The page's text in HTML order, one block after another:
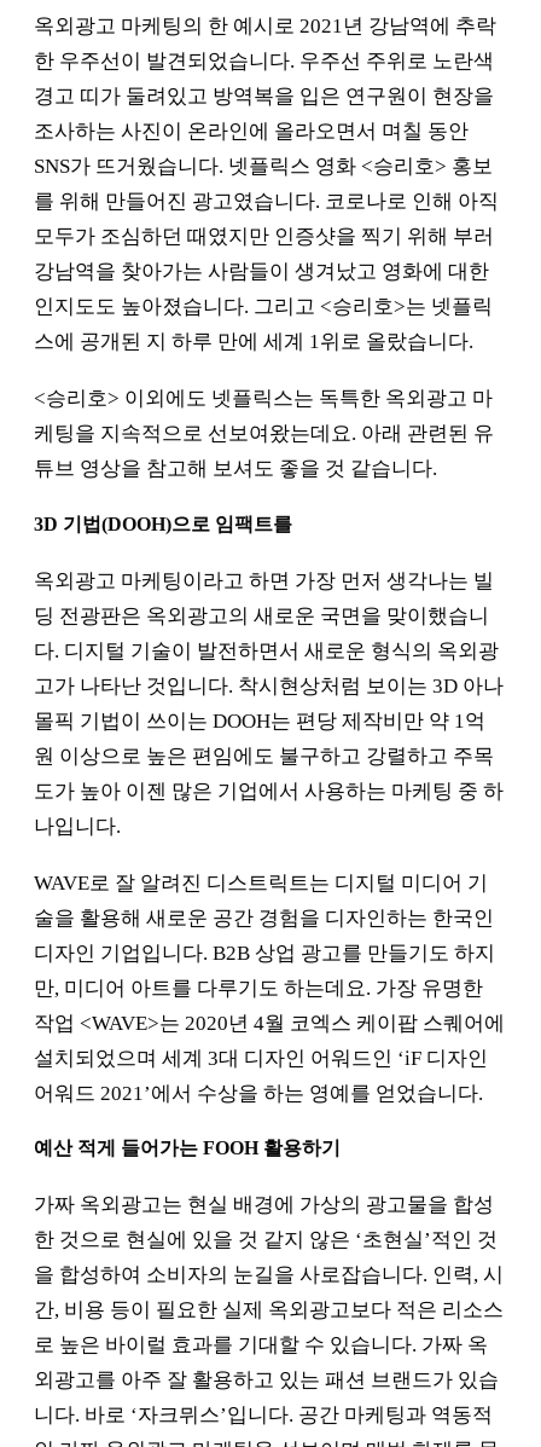
옥외광고 마케팅의 한 예시로 2021년 강남역에 추락
한 우주선이 발견되었습니다. 우주선 주위로 노란색
경고 띠가 둘려있고 방역복을 입은 연구원이 현장을
조사하는 사진이 온라인에 올라오면서 며칠 동안
SNS가 뜨거웠습니다. 넷플릭스 영화 <승리호> 홍보
를 위해 만들어진 광고였습니다. 코로나로 인해 아직
모두가 조심하던 때였지만 인증샷을 찍기 위해 부러
강남역을 찾아가는 사람들이 생겨났고 영화에 대한
인지도도 높아졌습니다. 그리고 <승리호>는 넷플릭
스에 공개된 지 하루 만에 세계 1위로 올랐습니다.
<승리호> 이외에도 넷플릭스는 독특한 옥외광고 마
케팅을 지속적으로 선보여왔는데요. 아래 관련된 유
튜브 영상을 참고해 보셔도 좋을 것 같습니다.
3D 기법(DOOH)으로 임팩트를
옥외광고 마케팅이라고 하면 가장 먼저 생각나는 빌
딩 전광판은 옥외광고의 새로운 국면을 맞이했습니
다. 디지털 기술이 발전하면서 새로운 형식의 옥외광
고가 나타난 것입니다. 착시현상처럼 보이는 3D 아나
몰픽 기법이 쓰이는 DOOH는 편당 제작비만 약 1억
원 이상으로 높은 편임에도 불구하고 강렬하고 주목
도가 높아 이젠 많은 기업에서 사용하는 마케팅 중 하
나입니다.
WAVE로 잘 알려진 디스트릭트는 디지털 미디어 기
술을 활용해 새로운 공간 경험을 디자인하는 한국인
디자인 기업입니다. B2B 상업 광고를 만들기도 하지
만, 미디어 아트를 다루기도 하는데요. 가장 유명한
작업 <WAVE>는 2020년 4월 코엑스 케이팝 스퀘어에
설치되었으며 세계 3대 디자인 어워드인 ‘iF 디자인
어워드 2021’에서 수상을 하는 영예를 얻었습니다.
예산 적게 들어가는 FOOH 활용하기
가짜 옥외광고는 현실 배경에 가상의 광고물을 합성
한 것으로 현실에 있을 것 같지 않은 ‘초현실’적인 것
을 합성하여 소비자의 눈길을 사로잡습니다. 인력, 시
간, 비용 등이 필요한 실제 옥외광고보다 적은 리소스
로 높은 바이럴 효과를 기대할 수 있습니다. 가짜 옥
외광고를 아주 잘 활용하고 있는 패션 브랜드가 있습
니다. 바로 ‘자크뮈스’입니다. 공간 마케팅과 역동적